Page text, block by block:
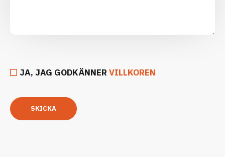
JA, JAG GODKÄNNER VILLKOREN
SKICKA